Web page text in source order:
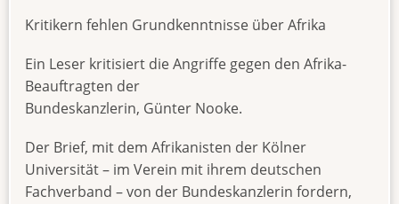
Kritikern fehlen Grundkenntnisse über Afrika
Ein Leser kritisiert die Angriffe gegen den Afrika-
Beauftragten der
Bundeskanzlerin, Günter Nooke.
Der Brief, mit dem Afrikanisten der Kölner
Universität – im Verein mit ihrem deutschen
Fachverband – von der Bundeskanzlerin fordern,